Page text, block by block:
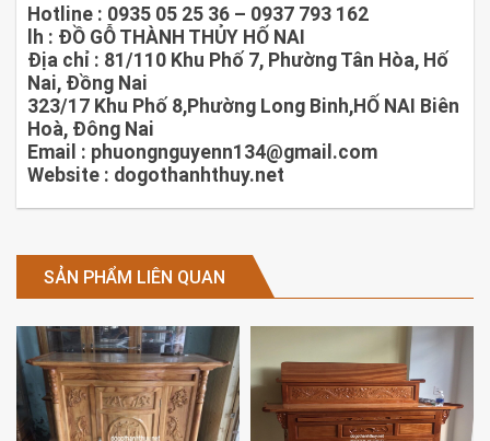
Hotline : 0935 05 25 36 – 0937 793 162
lh : ĐỒ GỖ THÀNH THỦY HỐ NAI
Địa chỉ : 81/110 Khu Phố 7, Phường Tân Hòa, Hố
Nai, Đồng Nai
323/17 Khu Phố 8,Phường Long Binh,HỐ NAI Biên
Hoà, Đông Nai
Email : phuongnguyenn134@gmail.com
Website : dogothanhthuy.net
SẢN PHẨM LIÊN QUAN